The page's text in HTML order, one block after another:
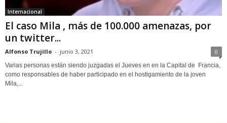
Internacional
El caso Mila , más de 100.000 amenazas, por
un twitter...
Alfonso Trujillo - junio 3, 2021 0
Varias personas están siendo juzgadas el Jueves en en la Capital de Francia,
como responsables de haber participado en el hostigamiento de la joven
Mila,...